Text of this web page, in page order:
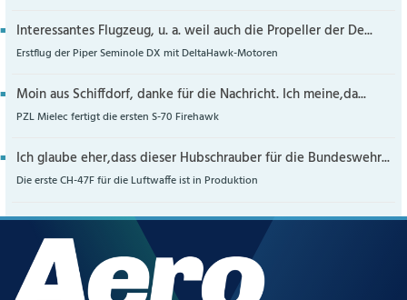
Interessantes Flugzeug, u. a. weil auch die Propeller der De...
Erstflug der Piper Seminole DX mit DeltaHawk-Motoren
Moin aus Schiffdorf, danke für die Nachricht. Ich meine,da...
PZL Mielec fertigt die ersten S-70 Firehawk
Ich glaube eher,dass dieser Hubschrauber für die Bundeswehr...
Die erste CH-47F für die Luftwaffe ist in Produktion